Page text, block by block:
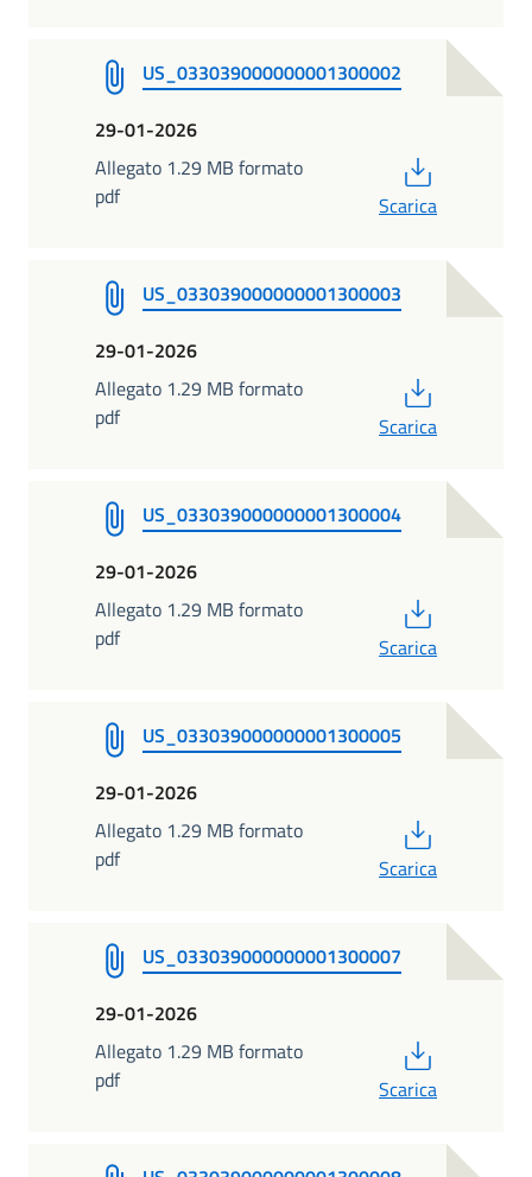
US_033039000000001300002
29-01-2026
Allegato 1.29 MB formato
pdf
Scarica
US_033039000000001300003
29-01-2026
Allegato 1.29 MB formato
pdf
Scarica
US_033039000000001300004
29-01-2026
Allegato 1.29 MB formato
pdf
Scarica
US_033039000000001300005
29-01-2026
Allegato 1.29 MB formato
pdf
Scarica
US_033039000000001300007
29-01-2026
Allegato 1.29 MB formato
pdf
Scarica